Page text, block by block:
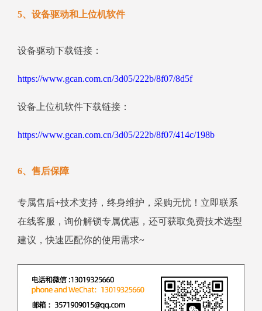
5、设备驱动和上位机软件
设备驱动下载链接：
https://www.gcan.com.cn/3d05/222b/8f07/8d5f
设备上位机软件下载链接：
https://www.gcan.com.cn/3d05/222b/8f07/414c/198b
6、售后保障
专属售后+技术支持，终身维护，采购无忧！立即联系
在线客服，询价解锁专属优惠，还可获取免费技术选型
建议，快速匹配你的使用需求~